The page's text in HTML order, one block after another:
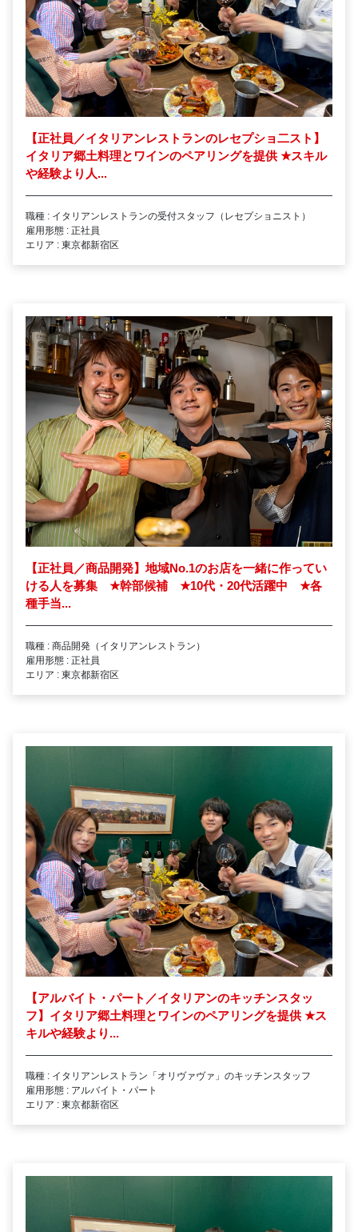
【正社員／イタリアンレストランのレセプショ二スト】
イタリア郷土料理とワインのペアリングを提供★スキル
や経験より人...
職種 : イタリアンレストランの受付スタッフ（レセプショニスト）
雇用形態 : 正社員
エリア : 東京都新宿区
【正社員／商品開発】地域No.1のお店を一緒に作ってい
ける人を募集 ★幹部候補 ★10代・20代活躍中 ★各
種手当...
職種 : 商品開発（イタリアンレストラン）
雇用形態 : 正社員
エリア : 東京都新宿区
【アルバイト・パート／イタリアンのキッチンスタッ
フ】イタリア郷土料理とワインのペアリングを提供★ス
キルや経験より...
職種 : イタリアンレストラン「オリヴァヴァ」のキッチンスタッフ
雇用形態 : アルバイト・パート
エリア : 東京都新宿区